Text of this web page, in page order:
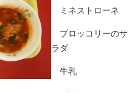
ミネストローネ
ブロッコリーのサ
ラダ
牛乳